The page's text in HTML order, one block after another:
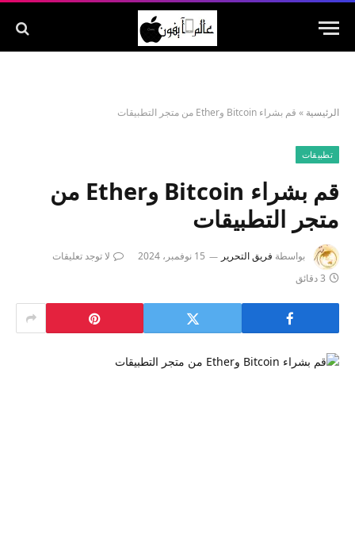
الرئيسية » قم بشراء Bitcoin وEther من متجر التطبيقات
تطبيقات
قم بشراء Bitcoin وEther من
متجر التطبيقات
بواسطة فريق التحرير 15 نوفمبر، 2024
لا توجد تعليقات
3 دقائق